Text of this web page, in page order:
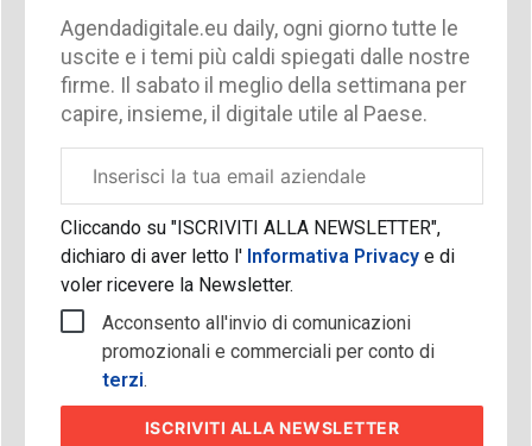
Agendadigitale.eu daily, ogni giorno tutte le
uscite e i temi più caldi spiegati dalle nostre
firme. Il sabato il meglio della settimana per
capire, insieme, il digitale utile al Paese.
aziendale
Cliccando su "ISCRIVITI ALLA NEWSLETTER",
dichiaro di aver letto l'Informativa Privacy e di
voler ricevere la Newsletter.
Acconsento all'invio di comunicazioni
promozionali e commerciali per conto di
terzi.
ISCRIVITI ALLA NEWSLETTER